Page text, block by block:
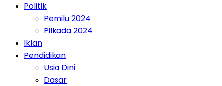
Politik
Pemilu 2024
Pilkada 2024
Iklan
Pendidikan
Usia Dini
Dasar